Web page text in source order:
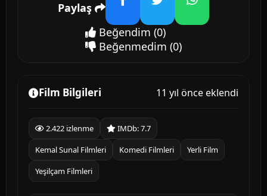
Paylaş FacebookTwitterWhatsApp
Beğendim (0)
Beğenmedim (0)
Film Bilgileri 11 yıl önce eklendi
2.422 izlenme
IMDb: 7.7
Kemal Sunal Filmleri
Komedi Filmleri
Yerli Film
Yeşilçam Filmleri